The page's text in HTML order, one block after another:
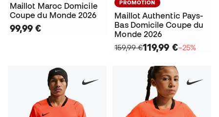
Maillot Maroc Domicile
Coupe du Monde 2026
99,99 €
PROMOTION
Maillot Authentic Pays-
Bas Domicile Coupe du
Monde 2026
159,99 €119,99 €−25%